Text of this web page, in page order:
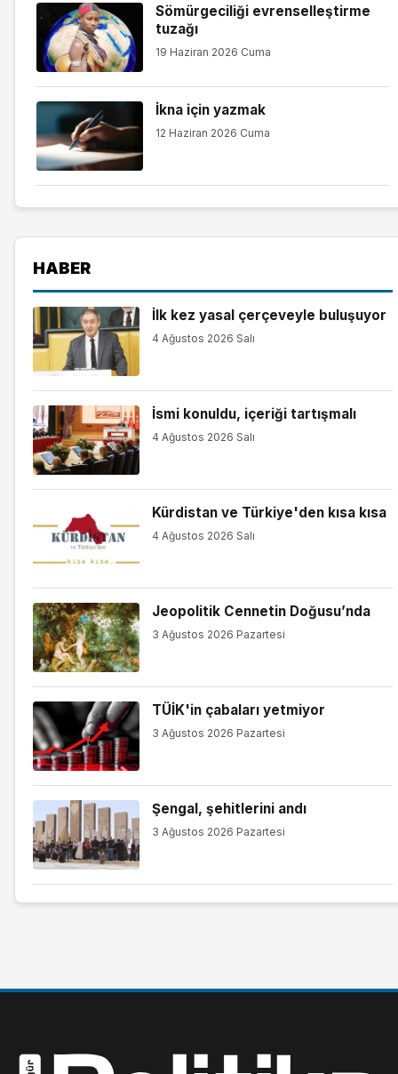
Sömürgeciliği evrenselleştirme
tuzağı
19 Haziran 2026 Cuma
İkna için yazmak
12 Haziran 2026 Cuma
HABER
İlk kez yasal çerçeveyle buluşuyor
4 Ağustos 2026 Salı
İsmi konuldu, içeriği tartışmalı
4 Ağustos 2026 Salı
Kürdistan ve Türkiye'den kısa kısa
4 Ağustos 2026 Salı
Jeopolitik Cennetin Doğusu’nda
3 Ağustos 2026 Pazartesi
TÜİK'in çabaları yetmiyor
3 Ağustos 2026 Pazartesi
Şengal, şehitlerini andı
3 Ağustos 2026 Pazartesi